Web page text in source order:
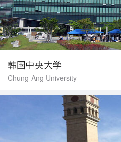
韩国中央大学
Chung-Ang University